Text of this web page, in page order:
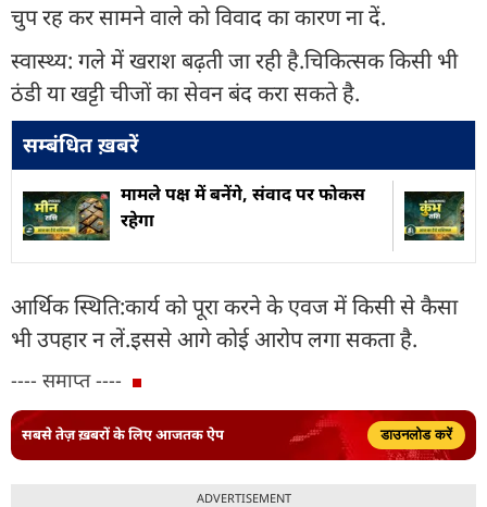
चुप रह कर सामने वाले को विवाद का कारण ना दें.
स्वास्थ्य: गले में खराश बढ़ती जा रही है.चिकित्सक किसी भी
ठंडी या खट्टी चीजों का सेवन बंद करा सकते है.
सम्बंधित ख़बरें
मामले पक्ष में बनेंगे, संवाद पर फोकस
रहेगा
आर्थिक स्थिति:कार्य को पूरा करने के एवज में किसी से कैसा
भी उपहार न लें.इससे आगे कोई आरोप लगा सकता है.
---- समाप्त ----
सबसे तेज़ ख़बरों के लिए आजतक ऐप डाउनलोड करें
ADVERTISEMENT